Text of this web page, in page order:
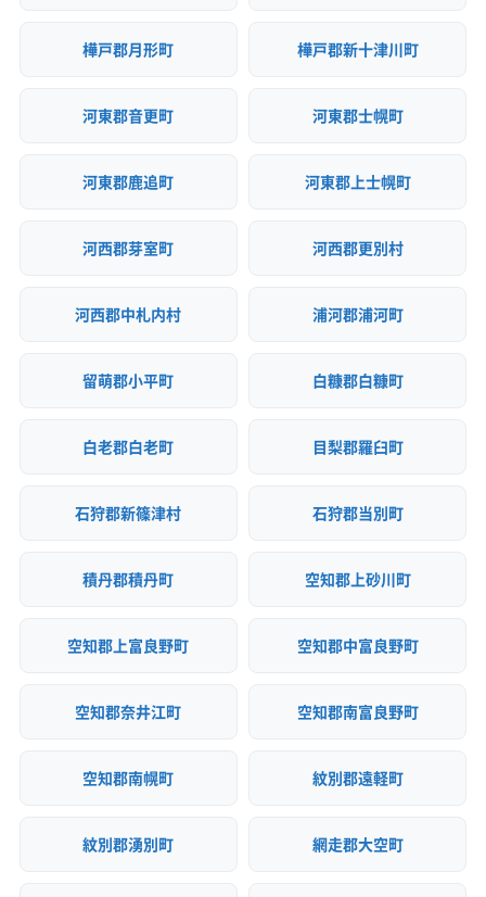
樺戸郡月形町 樺戸郡新十津川町
河東郡音更町 河東郡士幌町
河東郡鹿追町 河東郡上士幌町
河西郡芽室町 河西郡更別村
河西郡中札内村 浦河郡浦河町
留萌郡小平町 白糠郡白糠町
白老郡白老町 目梨郡羅臼町
石狩郡新篠津村 石狩郡当別町
積丹郡積丹町 空知郡上砂川町
空知郡上富良野町 空知郡中富良野町
空知郡奈井江町 空知郡南富良野町
空知郡南幌町 紋別郡遠軽町
紋別郡湧別町 網走郡大空町